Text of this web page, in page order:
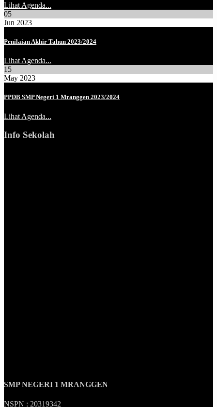
Lihat Agenda...
05
Jun 2023
Penilaian Akhir Tahun 2023/2024
Lihat Agenda...
15
May 2023
PPDB SMP Negeri 1 Mranggen 2023/2024
Lihat Agenda...
Info Sekolah
SMP NEGERI 1 MRANGGEN
NSPN : 20319342